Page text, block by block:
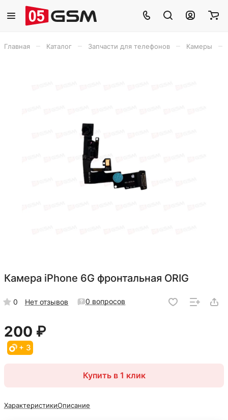
Главная Каталог Запчасти для телефонов Камеры
Камера iPhone 6G фронтальная ORIG
0 Нет отзывов 0 вопросов
200 ₽
+ 3
Купить в 1 клик
ХарактеристикиОписание